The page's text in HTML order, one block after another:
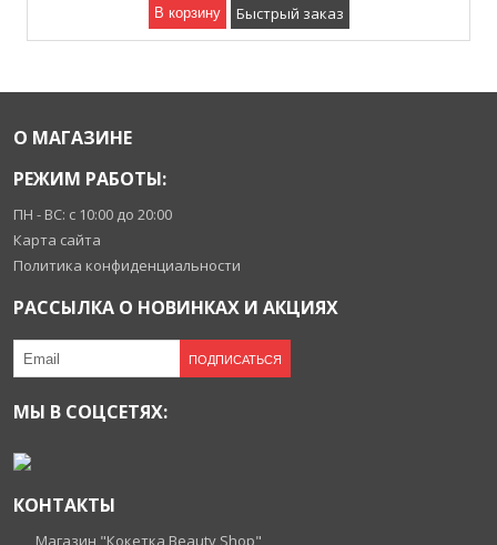
В корзину Быстрый заказ
О МАГАЗИНЕ
РЕЖИМ РАБОТЫ:
ПН - ВС: с 10:00 до 20:00
Карта сайта
Политика конфиденциальности
РАССЫЛКА О НОВИНКАХ И АКЦИЯХ
ПОДПИСАТЬСЯ
МЫ В СОЦСЕТЯХ:
КОНТАКТЫ
Магазин "Кокетка Beauty Shop"